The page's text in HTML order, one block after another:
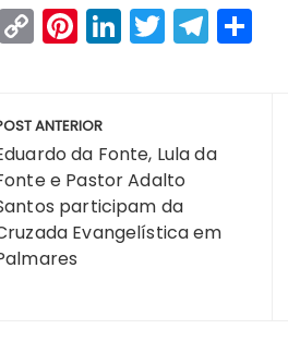
M
e
C
o
y
Li
n
k
Pi
n
re
st
Li
n
dI
n
T
w
r
T
el
r
m
ANTERIOR
da Fonte, Lula da
e Pastor Adalto
participam da
Evangelística em